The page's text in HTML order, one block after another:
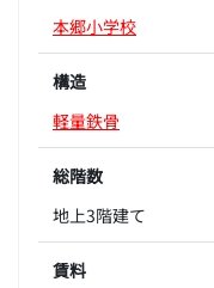
本郷小学校
構造
軽量鉄骨
総階数
地上3階建て
賃料